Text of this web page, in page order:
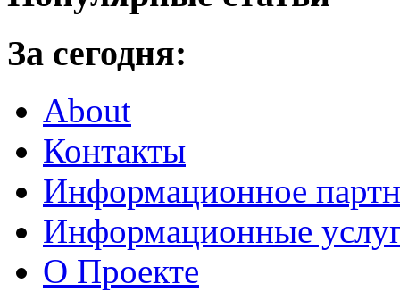
За сегодня:
About
Контакты
Информационное
Информационные
О Проекте